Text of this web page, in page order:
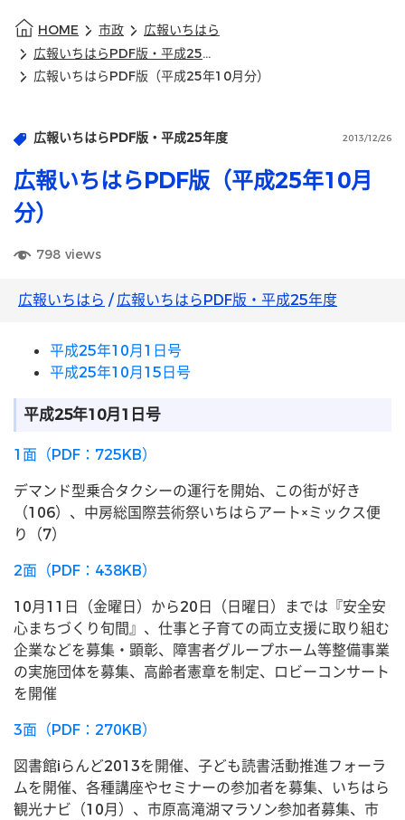
HOME 市政
広報いちはら
広報いちはらPDF版・平成25年度
広報いちはらPDF版（平成25年10月分）
広報いちはらPDF版・平成25年度 2013/12/26
広報いちはらPDF版（平成25年10月
分）
798 views
広報いちはら /広報いちはらPDF版・平成25年度
平成25年10月1日号
平成25年10月15日号
平成25年10月1日号
1面（PDF：725KB）
デマンド型乗合タクシーの運行を開始、この街が好き
（106）、中房総国際芸術祭いちはらアート×ミックス便
り（7）
2面（PDF：438KB）
10月11日（金曜日）から20日（日曜日）までは『安全安
心まちづくり旬間』、仕事と子育ての両立支援に取り組む
企業などを募集・顕彰、障害者グループホーム等整備事業
の実施団体を募集、高齢者憲章を制定、ロビーコンサート
を開催
3面（PDF：270KB）
図書館iらんど2013を開催、子ども読書活動推進フォーラ
ムを開催、各種講座やセミナーの参加者を募集、いちはら
観光ナビ（10月）、市原高滝湖マラソン参加者募集、市